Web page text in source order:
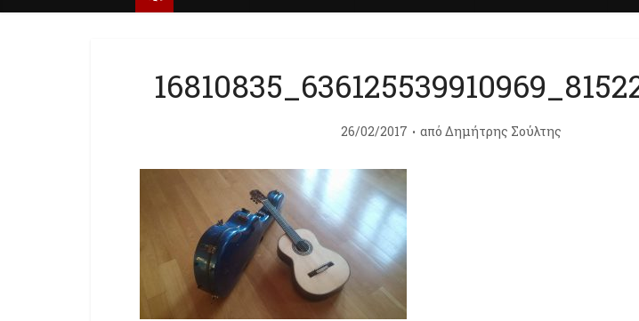
26/02/2017 από Δημήτρης Σούλτης